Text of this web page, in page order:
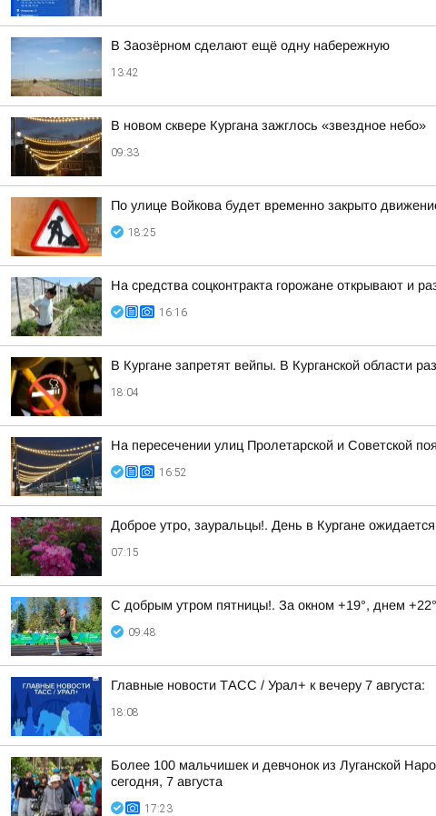
В Заозёрном сделают ещё одну набережную
13:42
В новом сквере Кургана зажглось «звездное небо»
09:33
По улице Войкова будет временно закрыто
18:25
На средства соцконтракта горожане открывают и
16:16
В Кургане запретят вейпы. В Курганской области
18:04
На пересечении улиц Пролетарской и Советской
16:52
Доброе утро, зауральцы!. День в Кургане
07:15
С добрым утром пятницы!. За окном +19°, днем +22°
09:48
Главные новости ТАСС / Урал+ к вечеру 7 августа:
18:08
Более 100 мальчишек и девчонок из Луганской
сегодня, 7 августа
17:23